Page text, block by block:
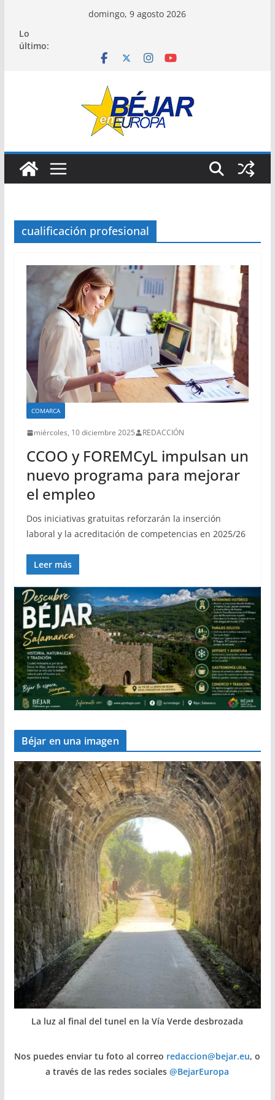
contenido
domingo, 9 agosto 2026
Lo
último:
cualificación profesional
COMARCA
miércoles, 10 diciembre 2025 REDACCIÓN
CCOO y FOREMCyL impulsan un
nuevo programa para mejorar
el empleo
Dos iniciativas gratuitas reforzarán la inserción
laboral y la acreditación de competencias en 2025/26
Leer más
Béjar en una imagen
La luz al final del tunel en la Vía Verde desbrozada
Nos puedes enviar tu foto al correo redaccion@bejar.eu, o
a través de las redes sociales@BejarEuropa